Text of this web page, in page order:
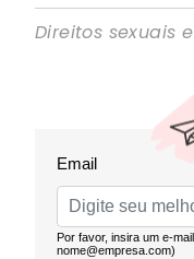
Direitos sexuais